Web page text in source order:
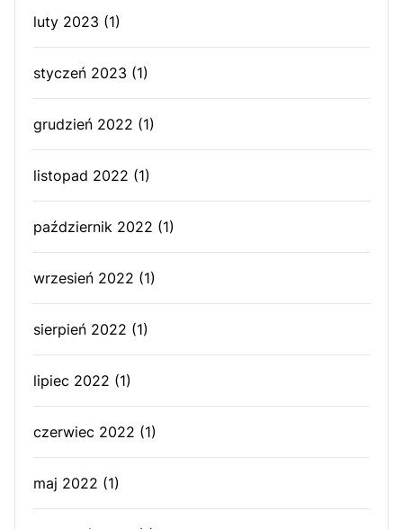
luty 2023 (1)
styczeń 2023 (1)
grudzień 2022 (1)
listopad 2022 (1)
październik 2022 (1)
wrzesień 2022 (1)
sierpień 2022 (1)
lipiec 2022 (1)
czerwiec 2022 (1)
maj 2022 (1)